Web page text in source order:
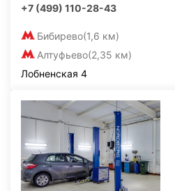
+7 (499) 110-28-43
Бибирево(1,6 км)
Алтуфьево(2,35 км)
Лобненская 4